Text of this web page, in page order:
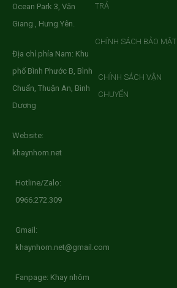
Ocean Park 3, Văn
Giang , Hưng Yên.
Địa chỉ phía Nam: Khu
phố Bình Phước B, Bình
Chuẩn, Thuận An, Bình
Dương
Website:
khaynhom.net
Hotline/Zalo:
0966.272.309
Gmail:
khaynhom.net@gmail.com
Fanpage: Khay nhôm
TRẢ
CHÍNH SÁCH BẢO MẬT
CHÍNH SÁCH VẬN
CHUYỂN